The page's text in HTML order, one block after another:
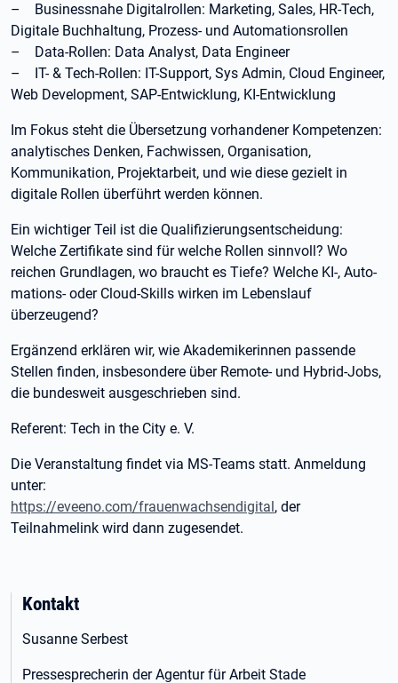
– Businessnahe Digitalrollen: Marketing, Sales, HR-Tech,
Digitale Buchhaltung, Prozess- und Automationsrollen
– Data-Rollen: Data Analyst, Data Engineer
– IT- & Tech-Rollen: IT-Support, Sys Admin, Cloud Engineer,
Web Development, SAP-Entwicklung, KI-Entwicklung
Im Fokus steht die Übersetzung vorhandener Kompetenzen:
analytisches Denken, Fachwissen, Organisation,
Kommunikation, Projektarbeit, und wie diese gezielt in
digitale Rollen überführt werden können.
Ein wichtiger Teil ist die Qualifizierungsentscheidung:
Welche Zertifikate sind für welche Rollen sinnvoll? Wo
reichen Grundlagen, wo braucht es Tiefe? Welche KI-, Auto-
mations- oder Cloud-Skills wirken im Lebenslauf
überzeugend?
Ergänzend erklären wir, wie Akademikerinnen passende
Stellen finden, insbesondere über Remote- und Hybrid-Jobs,
die bundesweit ausgeschrieben sind.
Referent: Tech in the City e. V.
Die Veranstaltung findet via MS-Teams statt. Anmeldung
unter:
https://eveeno.com/frauenwachsendigital, der
Teilnahmelink wird dann zugesendet.
Kontakt
Susanne Serbest
Pressesprecherin der Agentur für Arbeit Stade